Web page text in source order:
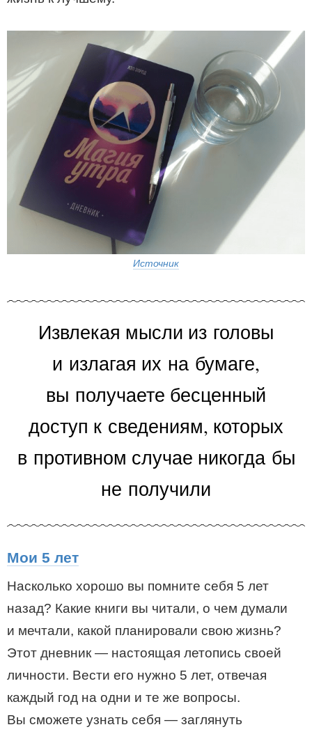
Источник
Извлекая мысли из головы
и излагая их на бумаге,
вы получаете бесценный
доступ к сведениям, которых
в противном случае никогда бы
не получили
Мои 5 лет
Насколько хорошо вы помните себя 5 лет
назад? Какие книги вы читали, о чем думали
и мечтали, какой планировали свою жизнь?
Этот дневник — настоящая летопись своей
личности. Вести его нужно 5 лет, отвечая
каждый год на одни и те же вопросы.
Вы сможете узнать себя — заглянуть